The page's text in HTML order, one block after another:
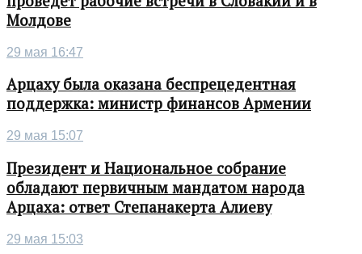
Молдове
29 мая 16:47
Арцаху была оказана беспрецедентная
поддержка: министр финансов Армении
29 мая 15:07
Президент и Национальное собрание
обладают первичным мандатом народа
Арцаха: ответ Степанакерта Алиеву
29 мая 15:03